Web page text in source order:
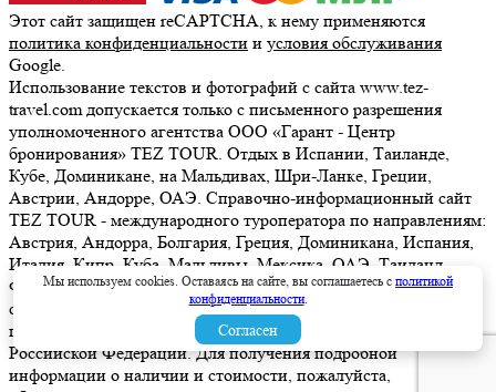
Этот сайт защищен reCAPTCHA, к нему применяются
политика конфиденциальности и условия обслуживания
Google.
Использование текстов и фотографий с сайта www.tez-
travel.com допускается только с письменного разрешения
уполномоченного агентства ООО «Гарант - Центр
бронирования» TEZ TOUR. Отдых в Испании, Таиланде,
Кубе, Доминикане, на Мальдивах, Шри-Ланке, Греции,
Австрии, Андорре, ОАЭ. Справочно-информационный сайт
TEZ TOUR - международного туроператора по направлениям:
Австрия, Андорра, Болгария, Греция, Доминикана, Испания,
Италия, Кипр, Куба, Мальдивы, Мексика, ОАЭ, Таиланд,
Франция, Шри-Ланка. Информация о ценах, указанная на
сайте, не является ни рекламой, ни офертой. определяемой
положениями Статьи 437 (2) Гражданского кодекса
Российской Федерации. Для получения подробной
информации о наличии и стоимости, пожалуйста,
Мы используем cookies. Оставаясь на сайте, вы соглашаетесь с политикой
конфиденциальности.
Согласен